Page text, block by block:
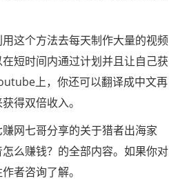
这个方法去每天制作大量的视频
短时间内通过计划并且让自己获
上，你还可以翻译成中文再
得双倍收入。
网七哥分享的关于猎者出海家
么赚钱？的全部内容。如果你对
者咨询了解。